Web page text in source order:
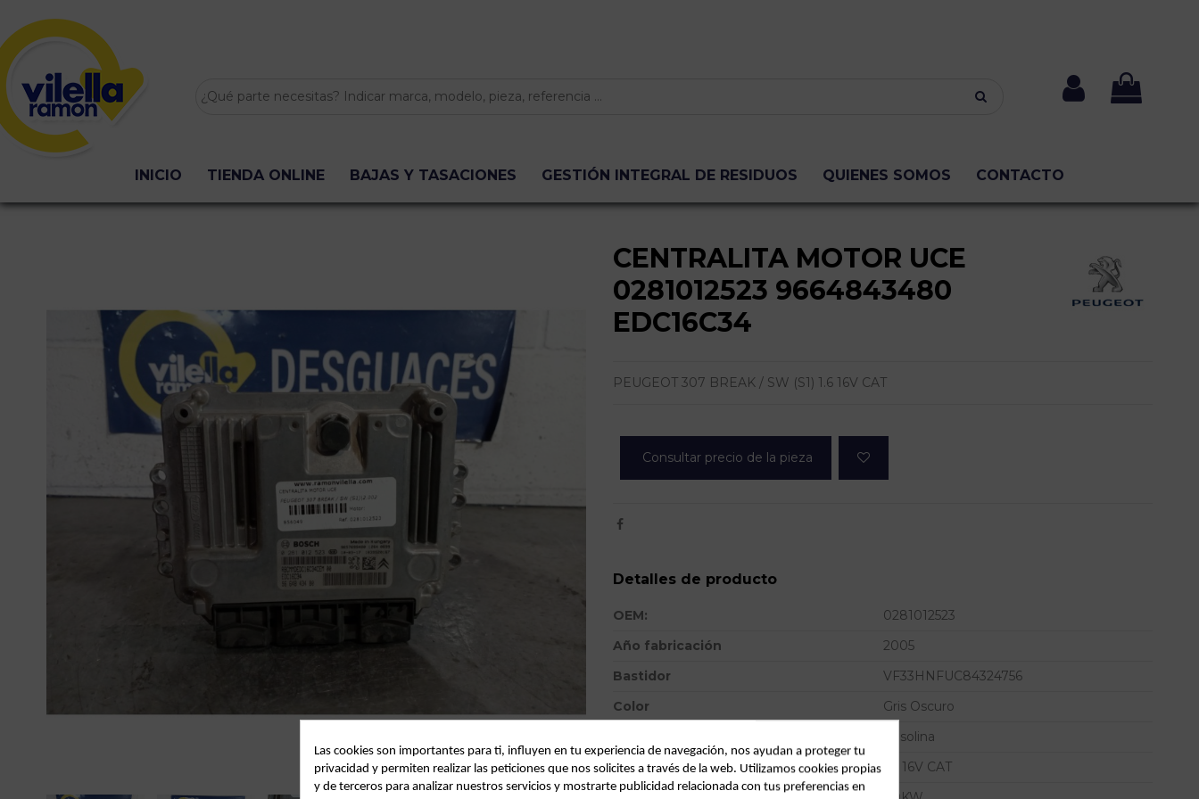
INICIO TIENDA ONLINE BAJAS Y TASACIONES GESTIÓN INTEGRAL DE RESIDUOS QUIENES SOMOS CONTACTO
CENTRALITA MOTOR UCE
0281012523 9664843480
EDC16C34
PEUGEOT 307 BREAK / SW (S1) 1.6 16V CAT
Consultar precio de la pieza
Detalles de producto
OEM:
0281012523
Año fabricación
2005
Bastidor
VF33HNFUC84324756
Color
Gris Oscuro
Gasolina
Versión
1.6 16V CAT
Las cookies son importantes para ti, influyen en tu experiencia de navegación, nos ayudan a proteger tu
privacidad y permiten realizar las peticiones que nos solicites a través de la web. Utilizamos cookies propias
y de terceros para analizar nuestros servicios y mostrarte publicidad relacionada con tus preferencias en